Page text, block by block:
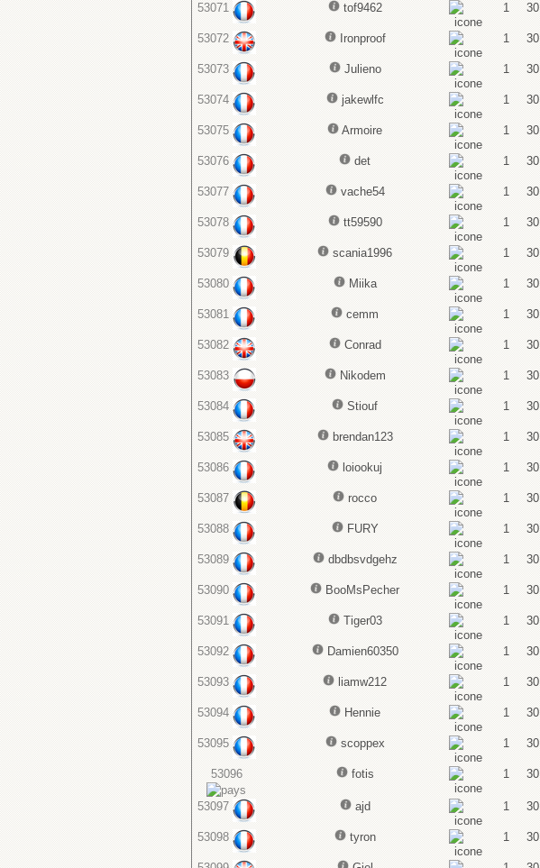
53071 tof9462 1 30
53072 Ironproof 1 30
53073 Julieno 1 30
53074 jakewlfc 1 30
53075 Armoire 1 30
53076 det 1 30
53077 vache54 1 30
53078 tt59590 1 30
53079 scania1996 1 30
53080 Miika 1 30
53081 cemm 1 30
53082 Conrad 1 30
53083 Nikodem 1 30
53084 Stiouf 1 30
53085 brendan123 1 30
53086 loiookuj 1 30
53087 rocco 1 30
53088 FURY 1 30
53089 dbdbsvdgehz 1 30
53090 BooMsPecher 1 30
53091 Tiger03 1 30
53092 Damien60350 1 30
53093 liamw212 1 30
53094 Hennie 1 30
53095 scoppex 1 30
53096 fotis 1 30
53097 ajd 1 30
53098 tyron 1 30